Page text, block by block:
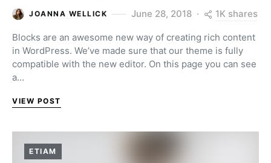
JOANNA WELLICK June 28, 2018 1K shares
Blocks are an awesome new way of creating rich content
in WordPress. We’ve made sure that our theme is fully
compatible with the new editor. On this page you can see
a…
VIEW POST
ETIAM